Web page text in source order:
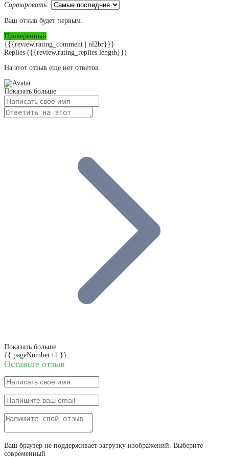
Сортировать:
Ваш отзыв будет первым.
Проверенный
{{{review.rating_comment | nl2br}}}
Replies ({{review.rating_replies.length}})
На этот отзыв еще нет ответов.
Показать больше
Показать больше
{{ pageNumber+1 }}
Оставьте отзыв
Ваш браузер не поддерживает загрузку изображений. Выберите
современный